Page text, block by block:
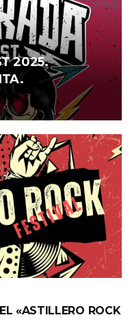
2025.
«ASTILLERO ROCK